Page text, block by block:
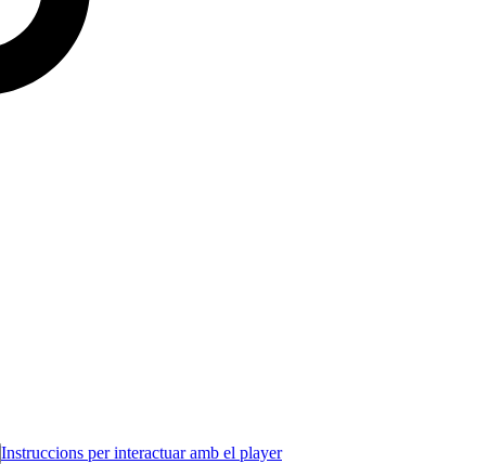
Instruccions per interactuar amb el player